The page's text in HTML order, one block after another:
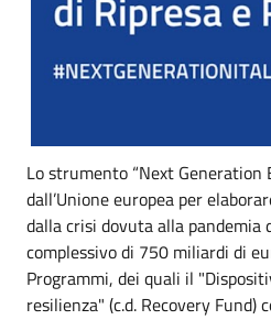
Lo strumento “Next Generation
dall’Unione europea per
dalla crisi dovuta alla pandemia
complessivo di 750 miliardi di
Programmi, dei quali il
resilienza" (c.d. Recovery Fund)